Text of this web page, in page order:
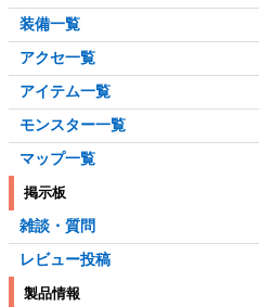
装備一覧
アクセ一覧
アイテム一覧
モンスター一覧
マップ一覧
掲示板
雑談・質問
レビュー投稿
製品情報